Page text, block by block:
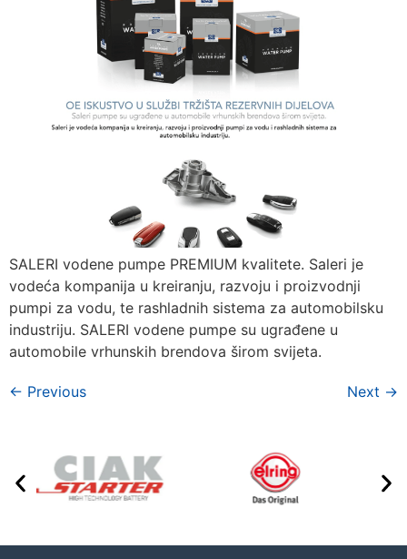
SALERI vodene pumpe PREMIUM kvalitete. Saleri je
vodeća kompanija u kreiranju, razvoju i proizvodnji
pumpi za vodu, te rashladnih sistema za automobilsku
industriju. SALERI vodene pumpe su ugrađene u
automobile vrhunskih brendova širom svijeta.
← Previous Next →